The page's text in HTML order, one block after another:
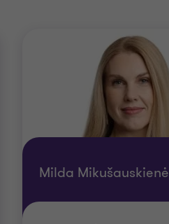
Milda Mikušauskienė